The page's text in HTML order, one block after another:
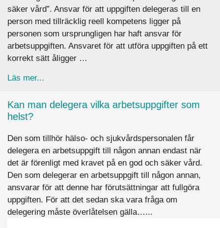
säker vård”. Ansvar för att uppgiften delegeras till en
person med tillräcklig reell kompetens ligger på
personen som ursprungligen har haft ansvar för
arbetsuppgiften. Ansvaret för att utföra uppgiften på ett
korrekt sätt åligger …
Läs mer...
Kan man delegera vilka arbetsuppgifter som
helst?
Den som tillhör hälso- och sjukvårdspersonalen får
delegera en arbetsuppgift till någon annan endast när
det är förenligt med kravet på en god och säker vård.
Den som delegerar en arbetsuppgift till någon annan,
ansvarar för att denne har förutsättningar att fullgöra
uppgiften. För att det sedan ska vara fråga om
delegering måste överlåtelsen gälla…...